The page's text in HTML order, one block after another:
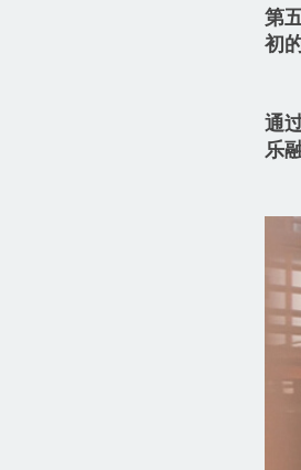
第
初
通
乐